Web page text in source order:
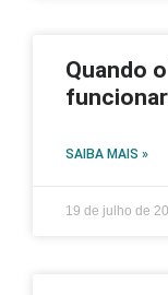
Quando
SAIBA MAIS »
19 de julho de